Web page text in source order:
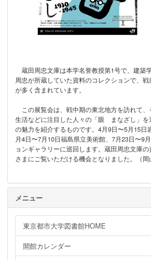
蔵田周忠文庫は本学名誉教授第1号で、建築
周忠が所蔵していた資料のコレクションで、
が多く含まれています。
この展覧会は、戦中期の東北地方を訪れて、
生活などに注目した人々の「眼 まなざし」を
の魅力を紹介するものです。4月9日〜5月15日
月4日〜7月10日福島県立美術館、7月23日〜9
ョンギャラリーに巡回します。蔵田周忠文庫
さまにご覧いただける機会となりました。（岡
メニュー
東京都市大学図書館HOME
開館カレンダー